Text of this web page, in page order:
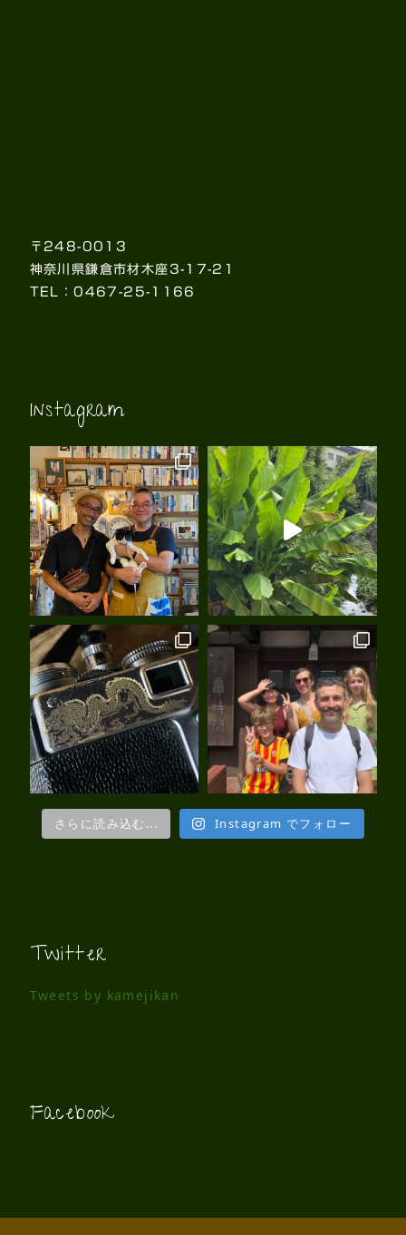
〒248-0013
神奈川県鎌倉市材木座3-17-21
TEL：0467-25-1166
Instagram
さらに読み込む... Instagram でフォロー
Twitter
Tweets by kamejikan
Facebook